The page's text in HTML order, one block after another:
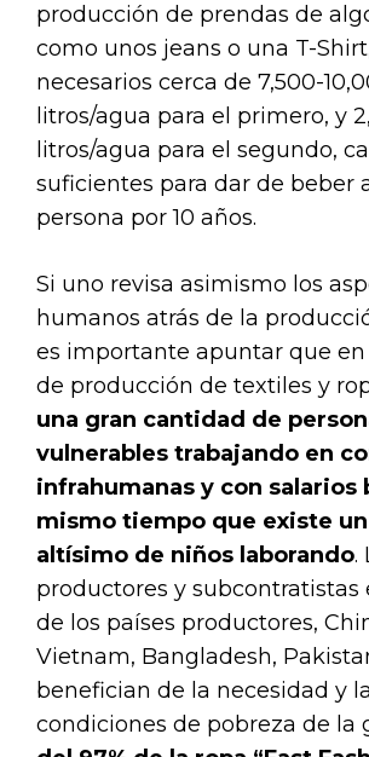
producción de prendas de
como unos jeans o una T-
necesarios cerca de 7,500-
litros/agua para el primero, y
litros/agua para el segundo,
suficientes para dar de beber
persona por 10 años.
Si uno revisa asimismo los
humanos atrás de la
es importante apuntar que en
de producción de textiles y
una gran cantidad de
vulnerables trabajando en
infrahumanas y con salarios
mismo tiempo que existe
altísimo de niños laborando.
productores y subcontratistas
de los países productores,
Vietnam, Bangladesh,
benefician de la necesidad y
condiciones de pobreza de la